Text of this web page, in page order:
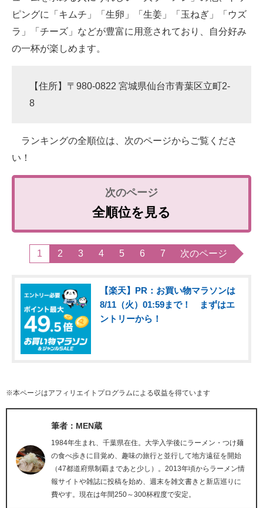
ピングに「キムチ」「生卵」「生姜」「玉ねぎ」「ウズ
ラ」「チーズ」などが豊富に用意されており、自分好み
の一杯が楽しめます。
【住所】〒980-0822 宮城県仙台市青葉区立町2-
8
ランキングの全順位は、次のページからご覧くださ
い！
全順位を見る
1 2 3 4 5 6 7 次のページ
【楽天】PR：お買い物マラソンは
8/11（火）01:59まで！ まずはエ
ントリーから！
※本ページはアフィリエイトプログラムによる収益を得ています
筆者：MEN蔵
1984年生まれ、千葉県在住。大学入学後にラーメン・つけ麺
の食べ歩きに目覚め、趣味の旅行と並行して地方遠征を開始
（47都道府県制覇まであと少し）。2013年頃からラーメン情
報サイトや雑誌に投稿を始め、週末を雑文書きと新店巡りに
費やす。現在は年間250～300杯程度で安定。